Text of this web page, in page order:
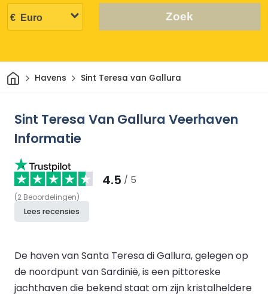
Zoek
ThuisHavens Sint Teresa van Gallura
Sint Teresa Van Gallura Veerhaven
Informatie
4.5 / 5
(2 Beoordelingen)
Lees recensies
De haven van Santa Teresa di Gallura, gelegen op
de noordpunt van Sardinië, is een pittoreske
jachthaven die bekend staat om zijn kristalheldere